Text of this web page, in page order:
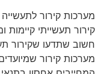
מערכות קירור לתעשייה
קירור תעשייתי
חשוב שתדעו שקירור
מערכות קירור